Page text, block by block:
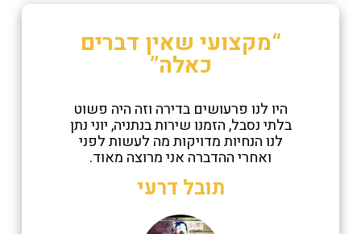
“מקצועי שאין דברים
כאלה”
היו לנו פרעושים בדירה וזה היה פשוט
בלתי נסבל, הזמנו שירות בנתניה, יוני נתן
לנו הנחיות מדויקות מה לעשות לפני
ואחרי ההדברה אני מרוצה מאוד.
תובל דרעי